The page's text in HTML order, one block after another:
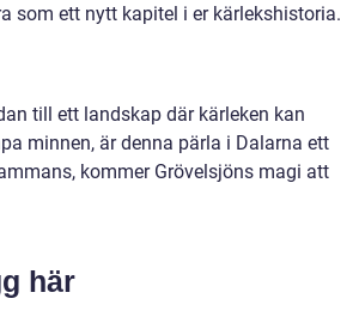
som ett nytt kapitel i er kärlekshistoria.
till ett landskap där kärleken kan
minnen, är denna pärla i Dalarna ett
kommer Grövelsjöns magi att
här